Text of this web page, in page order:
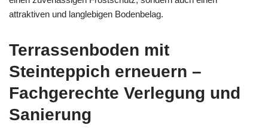
attraktiven und langlebigen Bodenbelag.
Terrassenboden mit
Steinteppich erneuern –
Fachgerechte Verlegung und
Sanierung